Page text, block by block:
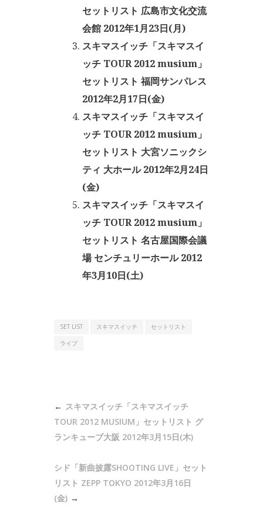
セットリスト 広島市文化交流
会館 2012年1月23日(月)
スキマスイッチ「スキマスイ
ッチ TOUR 2012 musium」
セットリスト 福岡サンパレス
2012年2月17日(金)
スキマスイッチ「スキマスイ
ッチ TOUR 2012 musium」
セットリスト 大宮ソニックシ
ティ 大ホール 2012年2月24日
(金)
スキマスイッチ「スキマスイ
ッチ TOUR 2012 musium」
セットリスト 名古屋国際会議
場 センチュリーホール 2012
年3月10日(土)
SET LIST スキマスイッチ
セットリスト
ライブ
スキマスイッチ「スキマスイッチ
TOUR 2012 MUSIUM」セットリスト グ
ランキューブ大阪 2012年3月15日(木)
シド「新曲披露SHOOTING LIVE」セット
リスト ZEPP TOKYO 2012年3月16日
(金)